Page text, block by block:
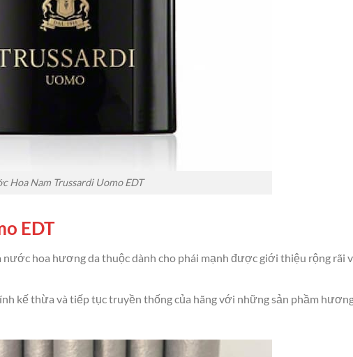
Hoa Nam Trussardi Uomo EDT
EDT
hoa hương da thuộc dành cho phái mạnh được giới thiệu rộng rãi
kế thừa và tiếp tục truyền thống của hãng với những sản phầm